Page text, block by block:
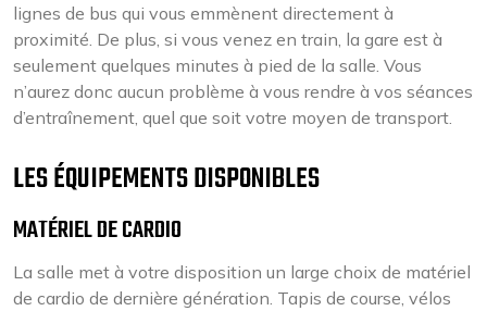
lignes de bus qui vous emmènent directement à
proximité. De plus, si vous venez en train, la gare est à
seulement quelques minutes à pied de la salle. Vous
n’aurez donc aucun problème à vous rendre à vos séances
d’entraînement, quel que soit votre moyen de transport.
LES ÉQUIPEMENTS DISPONIBLES
MATÉRIEL DE CARDIO
La salle met à votre disposition un large choix de matériel
de cardio de dernière génération. Tapis de course, vélos